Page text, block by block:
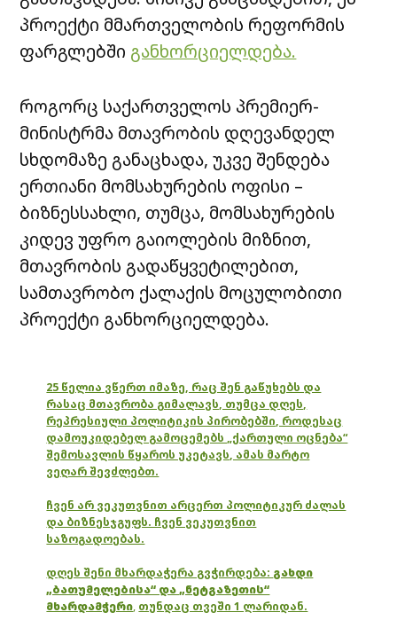
პროექტი მმართველობის რეფორმის
ფარგლებში განხორციელდება.
როგორც საქართველოს პრემიერ-
მინისტრმა მთავრობის დღევანდელ
სხდომაზე განაცხადა, უკვე შენდება
ერთიანი მომსახურების ოფისი –
ბიზნესსახლი, თუმცა, მომსახურების
კიდევ უფრო გაიოლების მიზნით,
მთავრობის გადაწყვეტილებით,
სამთავრობო ქალაქის მოცულობითი
პროექტი განხორციელდება.
25 წელია ვწერთ იმაზე, რაც შენ გაწუხებს და
რასაც მთავრობა გიმალავს, თუმცა დღეს,
რეპრესიული პოლიტიკის პირობებში, როდესაც
დამოუკიდებელ გამოცემებს „ქართული ოცნება“
შემოსავლის წყაროს უკეტავს, ამას მარტო
ვეღარ შევძლებთ.
ჩვენ არ ვეკუთვნით არცერთ პოლიტიკურ ძალას
და ბიზნესჯგუფს. ჩვენ ვეკუთვნით
საზოგადოებას.
დღეს შენი მხარდაჭერა გვჭირდება: გახდი
„ბათუმელებისა“ და „ნეტგაზეთის“
მხარდამჭერი, თუნდაც თვეში 1 ლარიდან.